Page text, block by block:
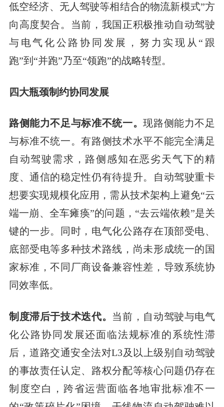
低空经济、无人驾驶等相结合的物流新模式”方
向高度契合。当前，我国正积极推动自动驾驶
与电气化公路协同发展，努力实现从“跟
跑”到“并跑”乃至“领跑”的战略转型。
四大瓶颈制约协同发展
路侧能力不足与标准不统一。现路侧能力不足
与标准不统一。有路侧技术水平不能完全满足
自动驾驶需求，路侧感知在恶劣天气下的精
度、通信的稳定性仍有待提升。自动驾驶重卡
想要实现规模化应用，需从技术架构上避免“云
端一崩、全车瘫痪”的问题，“去云端依赖”是关
键的一步。同时，电气化公路存在顶部受电、
底部受电等多种技术路线，尚未形成统一的国
家标准，不同厂商设备兼容性差，导致系统协
同效率低。
制度滞后于技术迭代。 当前，自动驾驶与电气
化公路协同发展还面临法规标准的系统性滞
后，道路交通安全法对L3及以上级别自动驾驶
的事故责任认定、路权分配等核心问题仍存在
制度空白，跨省运营面临各地审批标准不一